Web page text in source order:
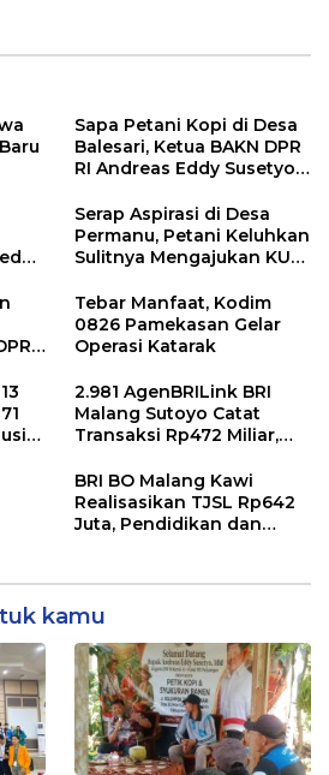
Sapa Petani Kopi di Desa
Balesari, Ketua BAKN DPR
RI Andreas Eddy Susetyo
Usaha Tani (JUT)
Sepanjang 1,5 Kilometer
Serap Aspirasi di Desa
Permanu, Petani Keluhkan
Sulitnya Mengajukan KUR
Agunan Dihadapan
Andreas Eddy Susetyo
Tebar Manfaat, Kodim
0826 Pamekasan Gelar
Operasi Katarak
2.981 AgenBRILink BRI
Malang Sutoyo Catat
Transaksi Rp472 Miliar,
Makin Dekat dengan
Masyarakat
BRI BO Malang Kawi
Realisasikan TJSL Rp642
Juta, Pendidikan dan
kamu